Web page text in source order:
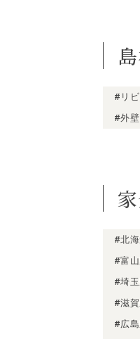
#リ
#外壁
#北
#富
#埼
#滋
#広